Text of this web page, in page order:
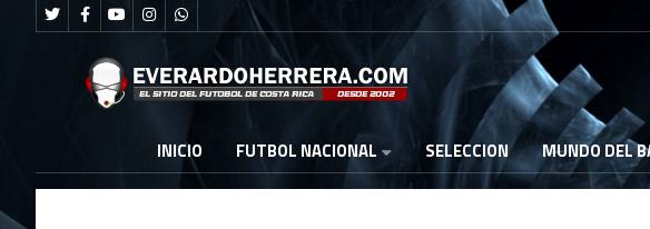
INICIO FUTBOL NACIONAL SELECCION MUNDO DEL